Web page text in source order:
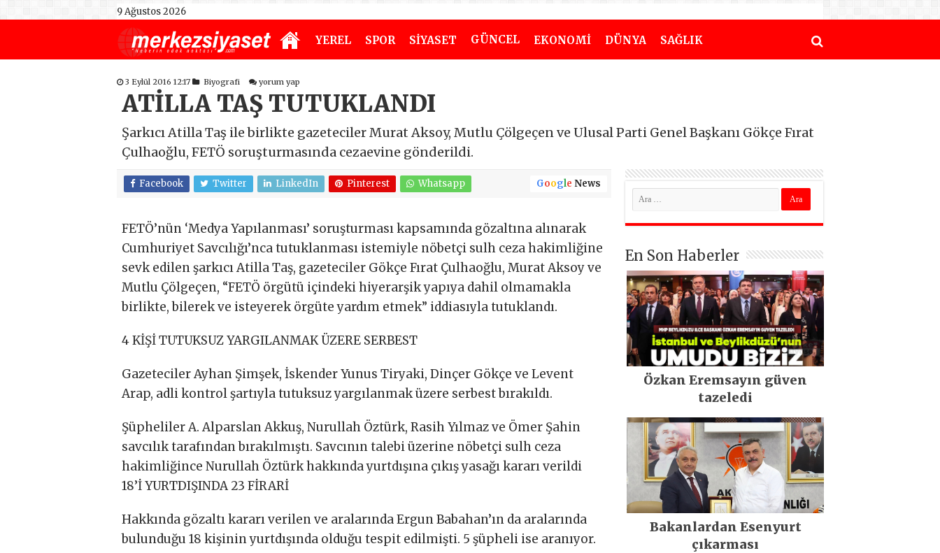
9 Ağustos 2026
YEREL SPOR SİYASET GÜNCEL EKONOMİ DÜNYA SAĞLIK
3 Eylül 2016 12:17 Biyografi yorum yap
ATİLLA TAŞ TUTUKLANDI
Şarkıcı Atilla Taş ile birlikte gazeteciler Murat Aksoy, Mutlu Çölgeçen ve Ulusal Parti Genel Başkanı Gökçe Fırat
Çulhaoğlu, FETÖ soruşturmasında cezaevine gönderildi.
Facebook Twitter LinkedIn Pinterest Whatsapp Google News
FETÖ’nün ‘Medya Yapılanması’ soruşturması kapsamında gözaltına alınarak
Cumhuriyet Savcılığı’nca tutuklanması istemiyle nöbetçi sulh ceza hakimliğine
sevk edilen şarkıcı Atilla Taş, gazeteciler Gökçe Fırat Çulhaoğlu, Murat Aksoy ve
Mutlu Çölgeçen, “FETÖ örgütü içindeki hiyerarşik yapıya dahil olmamakla
birlikte, bilerek ve isteyerek örgüte yardım etmek” iddiasıyla tutuklandı.
4 KİŞİ TUTUKSUZ YARGILANMAK ÜZERE SERBEST
Gazeteciler Ayhan Şimşek, İskender Yunus Tiryaki, Dinçer Gökçe ve Levent
Arap, adli kontrol şartıyla tutuksuz yargılanmak üzere serbest bırakıldı.
Şüpheliler A. Alparslan Akkuş, Nurullah Öztürk, Rasih Yılmaz ve Ömer Şahin
savcılık tarafından bırakılmıştı. Savcının talebi üzerine nöbetçi sulh ceza
hakimliğince Nurullah Öztürk hakkında yurtdışına çıkış yasağı kararı verildi
18’İ YURTDIŞINDA 23 FİRARİ
Hakkında gözaltı kararı verilen ve aralarında Ergun Babahan’ın da aralarında
bulunduğu 18 kişinin yurtdışında olduğu tespit edilmişti. 5 şüpheli ise aranıyor.
En Son Haberler
Özkan Eremsayın güven
tazeledi
Bakanlardan Esenyurt
çıkarması